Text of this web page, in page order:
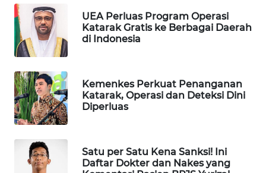
UEA Perluas Program Operasi
Katarak Gratis ke Berbagai Daerah
di Indonesia
Kemenkes Perkuat Penanganan
Katarak, Operasi dan Deteksi Dini
Diperluas
Satu per Satu Kena Sanksi! Ini
Daftar Dokter dan Nakes yang
WAHANA
TRAVEL
WAHANA
WAHANANEWS
ID
WAHANANEWS
CO ID